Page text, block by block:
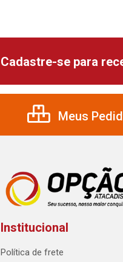
Cadastre-se para
Meus
Institucional
Política de frete